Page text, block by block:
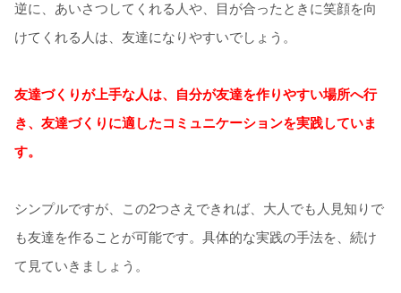
逆に、あいさつしてくれる人や、目が合ったときに笑顔を向
けてくれる人は、友達になりやすいでしょう。
友達づくりが上手な人は、自分が友達を作りやすい場所へ行
き、友達づくりに適したコミュニケーションを実践していま
す。
シンプルですが、この2つさえできれば、大人でも人見知りで
も友達を作ることが可能です。具体的な実践の手法を、続け
て見ていきましょう。